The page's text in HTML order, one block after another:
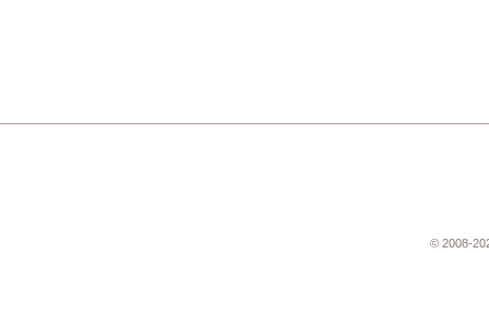
© 2008-